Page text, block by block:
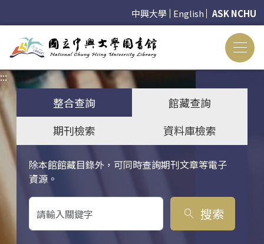
中興大學 English ASK NCHU
:::
整合查詢
館藏查詢
期刊檢索
資料庫檢索
除本館館藏目錄外，可同時查詢期刊文章等電子
資源。
關鍵字搜尋
search 搜索